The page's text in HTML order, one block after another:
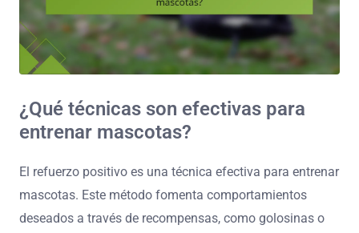
¿Qué técnicas son efectivas para
entrenar mascotas?
El refuerzo positivo es una técnica efectiva para entrenar
mascotas. Este método fomenta comportamientos
deseados a través de recompensas, como golosinas o